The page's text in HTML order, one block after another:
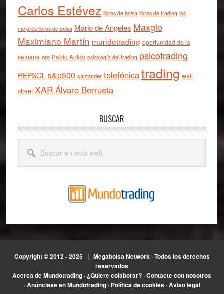
Carlos Estévez libros de bolsa libros de trading los
mejores libros de bolsa Mario de Angeles Maxglo
Maximiano Martín mundotrading oportunidad de la
semana oro Pablo Anido psicología del trading psicotrading
REPSOL s&p500 santander telefónicatrading wall
street XAR Álvaro Berrueta
BUSCAR
esta
Copyright © 2012 - 2025 | Megabolsa Network· Todos los derechos
reservados
Acerca de Mundotrading ·¿Quiere colaborar? ·Contacte con nosotros
·Anúnciese en Mundotrading· Política de cookies·Aviso legal